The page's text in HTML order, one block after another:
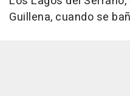
Guillena, cuando se